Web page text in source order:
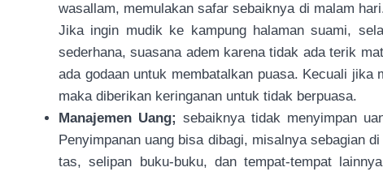
wasallam, memulakan safar sebaiknya di malam
Jika ingin mudik ke kampung halaman suami,
sederhana, suasana adem karena tidak ada terik
ada godaan untuk membatalkan puasa. Kecuali jika
maka diberikan keringanan untuk tidak berpuasa.
Manajemen Uang; sebaiknya tidak menyimpan
Penyimpanan uang bisa dibagi, misalnya sebagian
tas, selipan buku-buku, dan tempat-tempat